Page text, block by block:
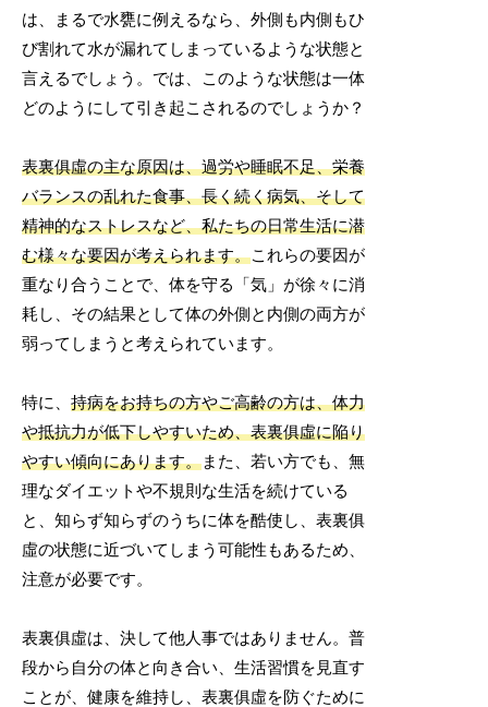
は、まるで水甕に例えるなら、外側も内側もひ
び割れて水が漏れてしまっているような状態と
言えるでしょう。では、このような状態は一体
どのようにして引き起こされるのでしょうか？
表裏俱虛の主な原因は、過労や睡眠不足、栄養
バランスの乱れた食事、長く続く病気、そして
精神的なストレスなど、私たちの日常生活に潜
む様々な要因が考えられます。これらの要因が
重なり合うことで、体を守る「気」が徐々に消
耗し、その結果として体の外側と内側の両方が
弱ってしまうと考えられています。
特に、持病をお持ちの方やご高齢の方は、体力
や抵抗力が低下しやすいため、表裏俱虛に陥り
やすい傾向にあります。また、若い方でも、無
理なダイエットや不規則な生活を続けている
と、知らず知らずのうちに体を酷使し、表裏俱
虛の状態に近づいてしまう可能性もあるため、
注意が必要です。
表裏俱虛は、決して他人事ではありません。普
段から自分の体と向き合い、生活習慣を見直す
ことが、健康を維持し、表裏俱虛を防ぐために